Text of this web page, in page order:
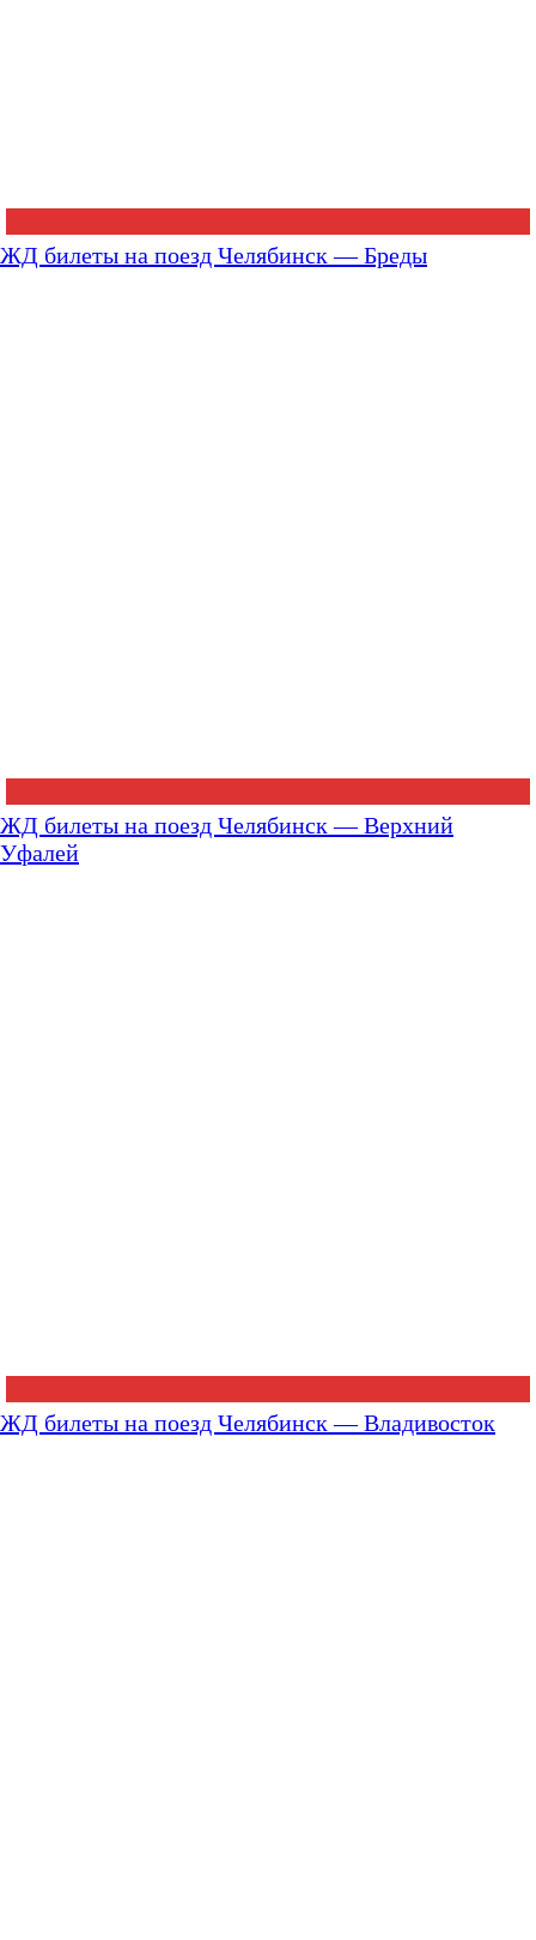
ЖД билеты на поезд Челябинск — Бреды
ЖД билеты на поезд Челябинск — Верхний
Уфалей
ЖД билеты на поезд Челябинск — Владивосток